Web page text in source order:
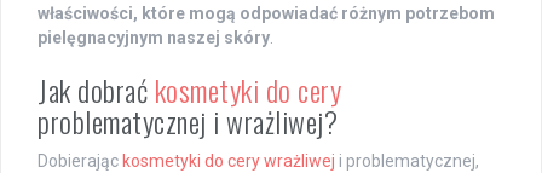
właściwości, które mogą odpowiadać różnym potrzebom
pielęgnacyjnym naszej skóry
Jak dobraćkosmetyki do cery
problematycznej i wrażliwej?
Dobierająckosmetyki do cery wrażliwej i problematycznej,